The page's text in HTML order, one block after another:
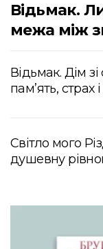
Відьмак.
межа між
Відьмак. Дім
пам’ять, страх
Світло мого
душевну